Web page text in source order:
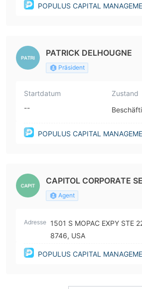
POPULUS CAPITAL
PATRICK DELHOUGNE
Präsident
Startdatum
--
Zustand
POPULUS CAPITAL
CAPITOL CORPORATE
Agent
Adresse 1501 S MOPAC EXPY STE
8746, USA
POPULUS CAPITAL